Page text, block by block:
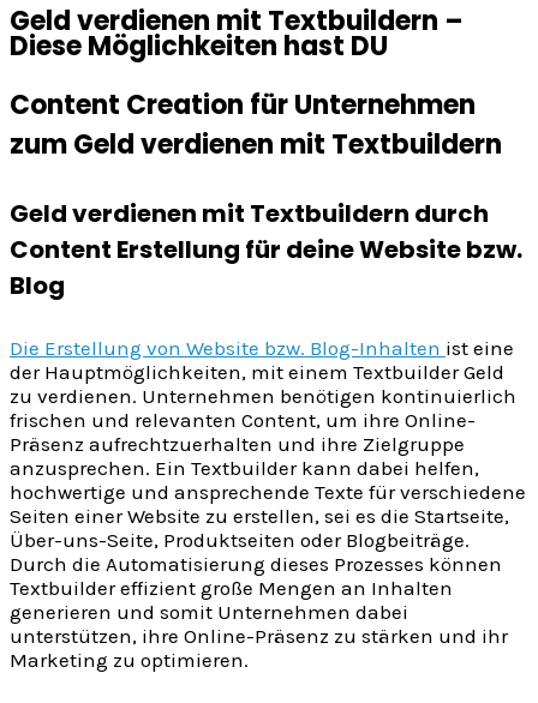
Geld verdienen mit Textbuildern –
Diese Möglichkeiten hast DU
Content Creation für Unternehmen
zum Geld verdienen mit Textbuildern
Geld verdienen mit Textbuildern durch
Content Erstellung für deine Website bzw.
Blog
Die Erstellung von Website bzw. Blog-Inhalten ist eine
der Hauptmöglichkeiten, mit einem Textbuilder Geld
zu verdienen. Unternehmen benötigen kontinuierlich
frischen und relevanten Content, um ihre Online-
Präsenz aufrechtzuerhalten und ihre Zielgruppe
anzusprechen. Ein Textbuilder kann dabei helfen,
hochwertige und ansprechende Texte für verschiedene
Seiten einer Website zu erstellen, sei es die Startseite,
Über-uns-Seite, Produktseiten oder Blogbeiträge.
Durch die Automatisierung dieses Prozesses können
Textbuilder effizient große Mengen an Inhalten
generieren und somit Unternehmen dabei
unterstützen, ihre Online-Präsenz zu stärken und ihr
Marketing zu optimieren.